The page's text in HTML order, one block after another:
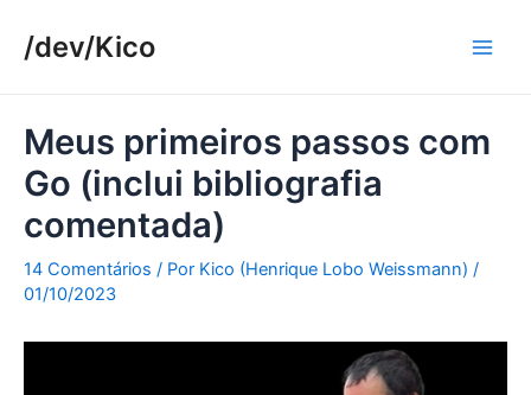
para/dev/Kico
Meus primeiros passos com
Go (inclui bibliografia
comentada)
14 Comentários / Por Kico (Henrique Lobo Weissmann) /
01/10/2023